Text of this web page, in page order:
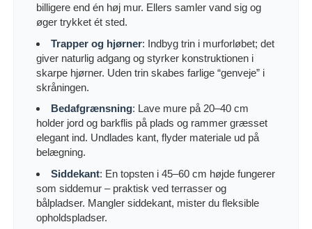
billigere end én høj mur. Ellers samler vand sig og
øger trykket ét sted.
Trapper og hjørner: Indbyg trin i murforløbet; det
giver naturlig adgang og styrker konstruktionen i
skarpe hjørner. Uden trin skabes farlige “genveje” i
skråningen.
Bedafgrænsning: Lave mure på 20–40 cm
holder jord og barkflis på plads og rammer græsset
elegant ind. Undlades kant, flyder materiale ud på
belægning.
Siddekant: En topsten i 45–60 cm højde fungerer
som siddemur – praktisk ved terrasser og
bålpladser. Mangler siddekant, mister du fleksible
opholdspladser.